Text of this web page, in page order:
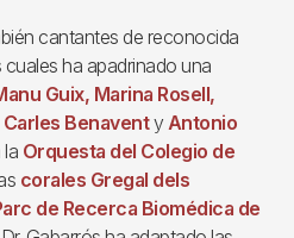
cantantes de reconocida
ha apadrinado una
Guix, Marina Rosell,
Benaventy Antonio
Orquesta del Colegio de
corales Gregal dels
de Recerca Biomédica de